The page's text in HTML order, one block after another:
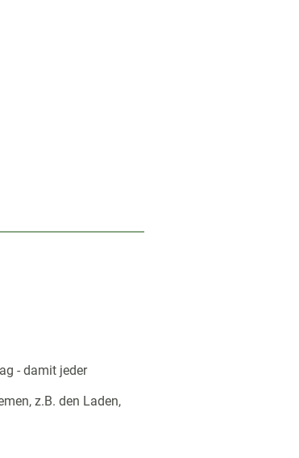
- damit jeder
z.B. den Laden,